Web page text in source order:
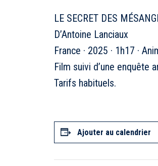
LE SECRET DES
D’Antoine Lanciaux
France · 2025 · 1h17 ·
Film suivi d’une enquête
Tarifs habituels.
Ajouter au calendrier